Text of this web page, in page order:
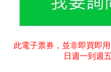
此電子票券 ， 並非即買即用
日週一到週五